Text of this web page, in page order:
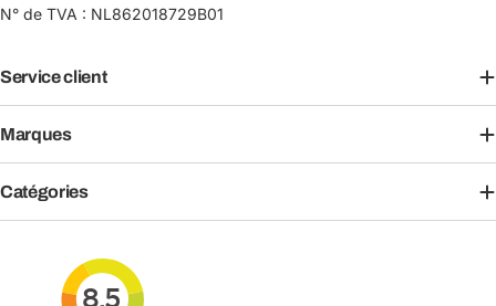
N° de TVA : NL862018729B01
Service client
Marques
Catégories